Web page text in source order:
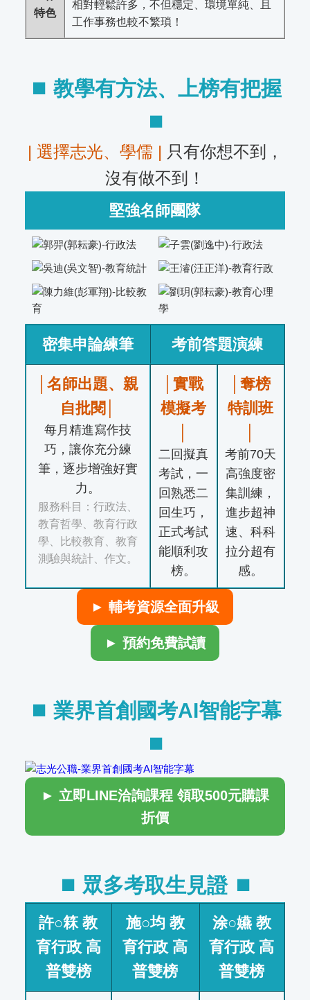
特色
相對輕鬆許多，不但穩定、環境單純、且
工作事務也較不繁瑣！
⏹︎ 教學有方法、上榜有把握
⏹︎
| 選擇志光、學儒 | 只有你想不到，
沒有做不到！
堅強名師團隊
密集申論練筆 考前答題演練
│名師出題、親
自批閱│
每月精進寫作技
巧，讓你充分練
筆，逐步增強好實
力。
服務科目：行政法、
教育哲學、教育行政
學、比較教育、教育
測驗與統計、作文。
│實戰
模擬考
二回擬真
考試，一
回熟悉二
回生巧，
正式考試
能順利攻
榜。
│奪榜
特訓班
考前70天
高強度密
集訓練，
進步超神
速、科科
拉分超有
感。
► 輔考資源全面升級
► 預約免費試讀
⏹︎ 業界首創國考AI智能字幕
⏹︎
► 立即LINE洽詢課程 領取500元購課
折價
⏹︎ 眾多考取生見證 ⏹︎
許○箖 教
育行政 高
普雙榜
施○均 教
育行政 高
普雙榜
涂○嬿 教
育行政 高
普雙榜